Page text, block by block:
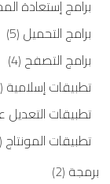
برامج إستعادة
برامج التحميل (5)
برامج التصفح (4)
تطبيقات إسلامية (2)
تطبيقات
تطبيقات المونتاج (1)
برمجة (2)